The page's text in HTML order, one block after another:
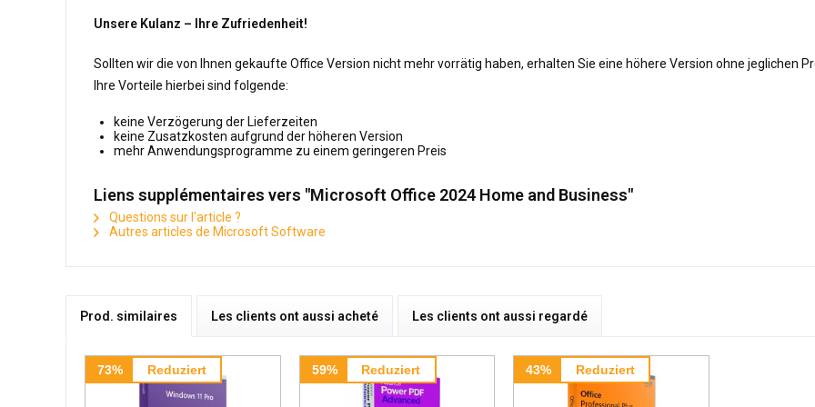
Unsere Kulanz – Ihre Zufriedenheit!
Sollten wir die von Ihnen gekaufte Office Version nicht mehr vorrätig haben, erhalten Sie eine höhere Version ohne jeglichen
Ihre Vorteile hierbei sind folgende:
keine Verzögerung der Lieferzeiten
keine Zusatzkosten aufgrund der höheren Version
mehr Anwendungsprogramme zu einem geringeren Preis
Liens supplémentaires vers "Microsoft Office 2024 Home and Business"
Questions sur l'article ?
Autres articles de Microsoft Software
Prod. similaires Les clients ont aussi acheté Les clients ont aussi regardé
73% Reduziert 59% Reduziert 43% Reduziert